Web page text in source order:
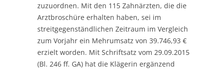
zuzuordnen. Mit den 115 Zahnärzten, die die
Arztbroschüre erhalten haben, sei im
streitgegenständlichen Zeitraum im Vergleich
zum Vorjahr ein Mehrumsatz von 39.746,93 €
erzielt worden. Mit Schriftsatz vom 29.09.2015
(Bl. 246 ff. GA) hat die Klägerin ergänzend